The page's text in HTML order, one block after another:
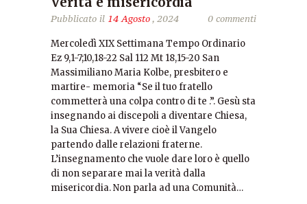
Pubblicato il 14 Agosto, 2024 0 commenti
Mercoledì XIX Settimana Tempo Ordinario
Ez 9,1-7;10,18-22 Sal 112 Mt 18,15-20 San
Massimiliano Maria Kolbe, presbitero e
martire- memoria “Se il tuo fratello
commetterà una colpa contro di te .”. Gesù sta
insegnando ai discepoli a diventare Chiesa,
la Sua Chiesa. A vivere cioè il Vangelo
partendo dalle relazioni fraterne.
L’insegnamento che vuole dare loro è quello
di non separare mai la verità dalla
misericordia. Non parla ad una Comunità…